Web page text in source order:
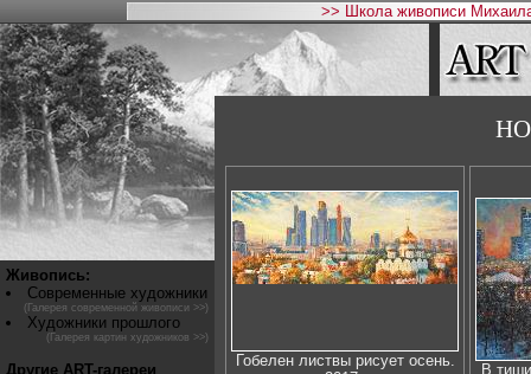
>> Школа живописи
Живопись:
Современные художники
(Галерея современной живописи >>)
Художники прошлого
(Галерея картин художников >>)
Другие ART-галереи
Гобелен листвы рисует осень.
В